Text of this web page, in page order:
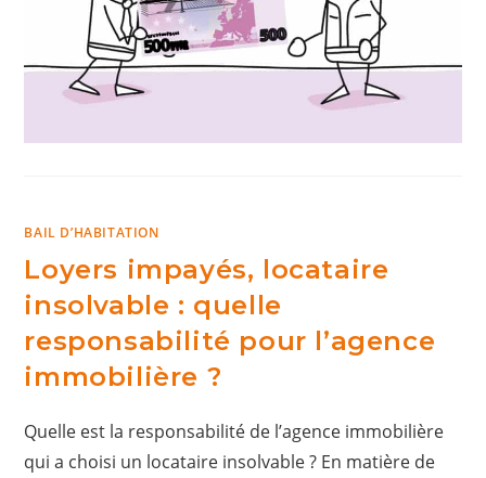
BAIL D’HABITATION
Loyers impayés, locataire
insolvable : quelle
responsabilité pour l’agence
immobilière ?
Quelle est la responsabilité de l’agence immobilière
qui a choisi un locataire insolvable ? En matière de